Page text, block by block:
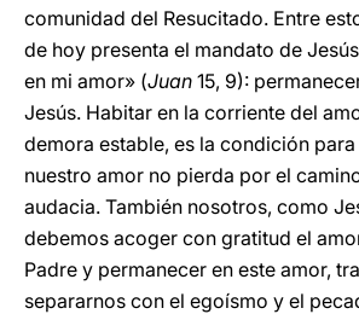
comunidad del Resucitado. Entre
de hoy presenta el mandato de
en mi amor» (Juan 15, 9):
Jesús. Habitar en la corriente del
demora estable, es la condición
nuestro amor no pierda por el
audacia. También nosotros, como
debemos acoger con gratitud el
Padre y permanecer en este amor,
separarnos con el egoísmo y el